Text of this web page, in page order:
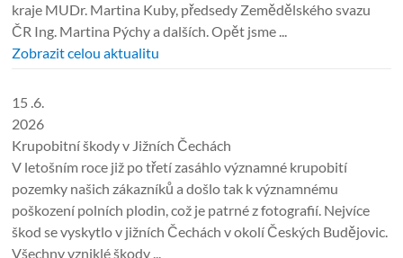
kraje MUDr. Martina Kuby, předsedy Zemědělského svazu
ČR Ing. Martina Pýchy a dalších. Opět jsme ...
Zobrazit celou aktualitu
15 .6.
2026
Krupobitní škody v Jižních Čechách
V letošním roce již po třetí zasáhlo významné krupobití
pozemky našich zákazníků a došlo tak k významnému
poškození polních plodin, což je patrné z fotografií. Nejvíce
škod se vyskytlo v jižních Čechách v okolí Českých Budějovic.
Všechny vzniklé škody ...